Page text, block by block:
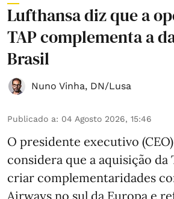
Lufthansa diz que a
TAP complementa a
Brasil
Nuno Vinha, DN/Lusa
Publicado a: 04 Agosto 2026, 15:46
O presidente executivo
considera que a aquisição
criar complementaridades
Airways no sul da Europa e